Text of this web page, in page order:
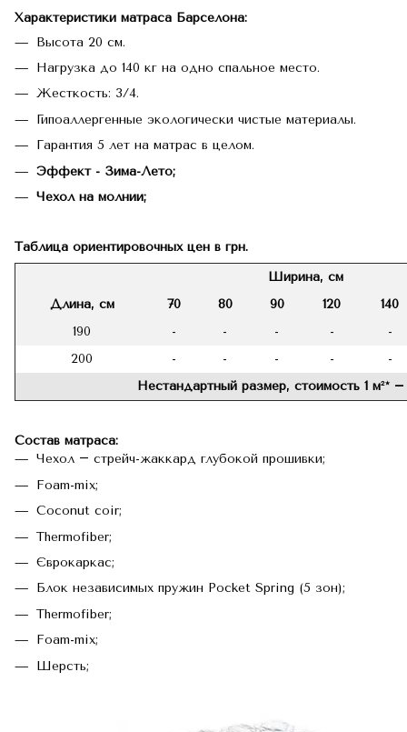
Характеристики матраса Барселона:
Высота 20 см.
Нагрузка до 140 кг на одно спальное место.
Жесткость: 3/4.
Гипоаллергенные экологически чистые материалы.
Гарантия 5 лет на матрас в целом.
Эффект - Зима-Лето;
Чехол на молнии;
Таблица ориентировочных цен в грн.
Ширина, см
Длина, см
70 80 90 120
140
190
- - - -
-
200
- - - -
-
Нестандартный размер, стоимость 1 м²* ―
Состав матраса:
Чехол ― стрейч-жаккард глубокой прошивки;
Foam-mix;
Coconut coir;
Thermofiber;
Єврокаркас;
Блок независимых пружин Pocket Spring (5 зон);
Thermofiber;
Foam-mix;
Шерсть;